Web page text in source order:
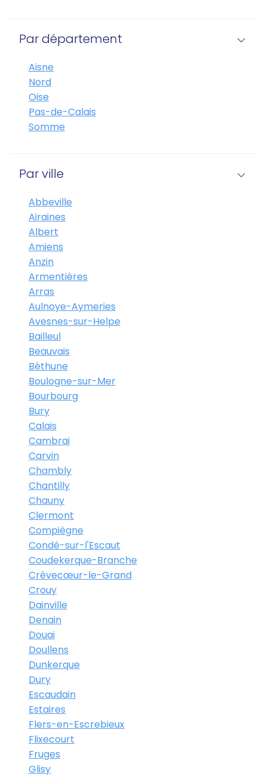
Par département
Aisne
Nord
Oise
Pas-de-Calais
Somme
Par ville
Abbeville
Airaines
Albert
Amiens
Anzin
Armentières
Arras
Aulnoye-Aymeries
Avesnes-sur-Helpe
Bailleul
Beauvais
Béthune
Boulogne-sur-Mer
Bourbourg
Bury
Calais
Cambrai
Carvin
Chambly
Chantilly
Chauny
Clermont
Compiègne
Condé-sur-l'Escaut
Coudekerque-Branche
Crèvecœur-le-Grand
Crouy
Dainville
Denain
Douai
Doullens
Dunkerque
Dury
Escaudain
Estaires
Flers-en-Escrebieux
Flixecourt
Fruges
Glisy